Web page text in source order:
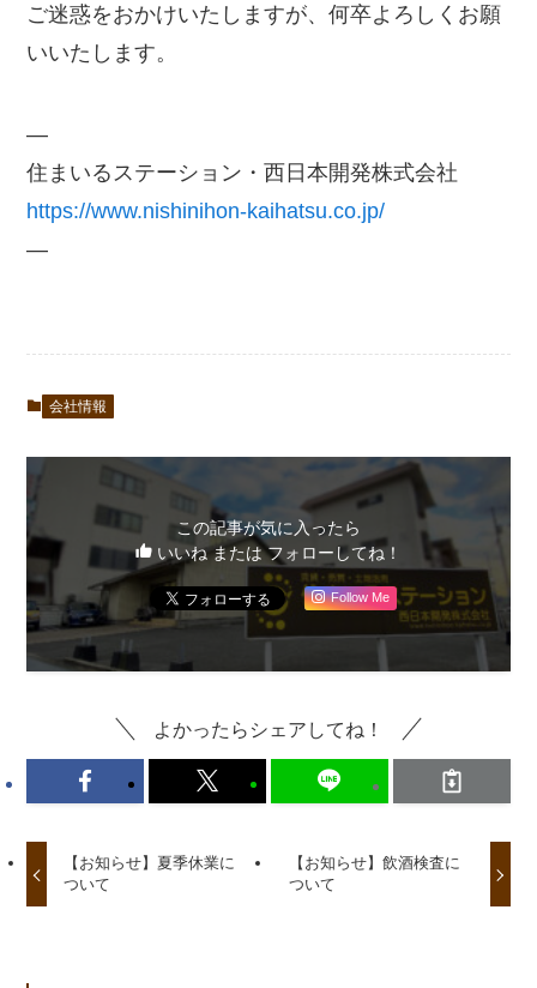
ご迷惑をおかけいたしますが、何卒よろしくお願
いいたします。
—
住まいるステーション・西日本開発株式会社
https://www.nishinihon-kaihatsu.co.jp/
—
会社情報
この記事が気に入ったら
いいね または フォローしてね！
Follow Me
よかったらシェアしてね！
【お知らせ】夏季休業に
ついて
【お知らせ】飲酒検査に
ついて